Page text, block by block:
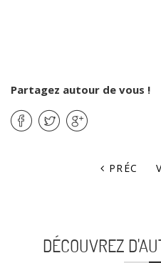
Partagez autour de vous !
PRÉC
DÉCOUVREZ